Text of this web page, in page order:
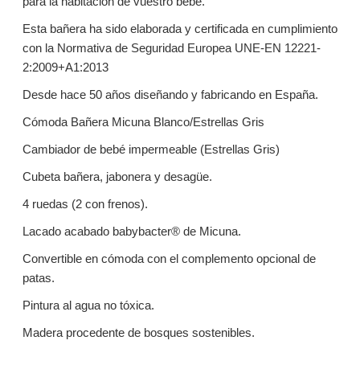
Esta bañera ha sido elaborada y certificada en cumplimiento
con la Normativa de Seguridad Europea UNE-EN 12221-
2:2009+A1:2013
Desde hace 50 años diseñando y fabricando en España.
Cómoda Bañera Micuna Blanco/Estrellas Gris
Cambiador de bebé impermeable (Estrellas Gris)
Cubeta bañera, jabonera y desagüe.
4 ruedas (2 con frenos).
Lacado acabado babybacter® de Micuna.
Convertible en cómoda con el complemento opcional de
patas.
Pintura al agua no tóxica.
Madera procedente de bosques sostenibles.